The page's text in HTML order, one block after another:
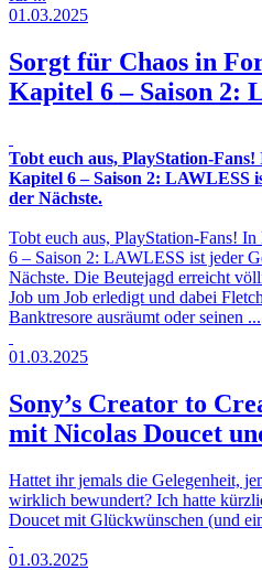
01.03.2025
Sorgt für Chaos in
Kapitel 6 – Saison 2:
Tobt euch aus, PlayStation-
Kapitel 6 – Saison 2: LAWLESS
der Nächste.
Tobt euch aus, PlayStation-Fans!
6 – Saison 2: LAWLESS ist jeder
Nächste. Die Beutejagd erreicht
Job um Job erledigt und dabei
Banktresore ausräumt oder seinen ...
01.03.2025
Sony’s Creator to
mit Nicolas Doucet
Hattet ihr jemals die Gelegenheit,
wirklich bewundert? Ich hatte
Doucet mit Glückwünschen (und
01.03.2025